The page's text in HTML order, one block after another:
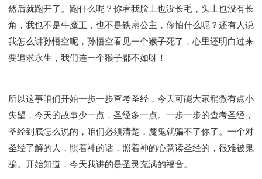
然后就跑开了。跑什么呢？你看我脸上也没长毛，头上也没有长
角，我也不是牛魔王，也不是铁扇公主，你怕什么呢？还有人说
我怎么讲孙悟空呢，孙悟空看见一个猴子死了，心里还明白过来
要追求永生，我们连一个猴子都不如呀！
所以这事咱们开始一步一步查考圣经，今天可能大家稍微有点小
失望，今天的故事少一点，圣经多一点。一步一步的查考圣经，
圣经到底怎么说的，咱们必须清楚，魔鬼就骗不了你了。一个对
圣经了解的人，照着神的话，照着神的心意读圣经的，很难被鬼
骗。开始知道，今天我讲的是圣灵充满的福音。